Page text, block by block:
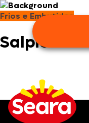
Frios e Embutidos
Salpicão